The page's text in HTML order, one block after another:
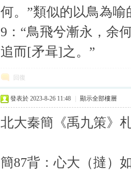
何。”類似的以鳥為喻
9：“鳥飛兮漸永，余
追而[矛咠]之。”
回復
發表於 2023-8-26 11:48 顯示全部樓層
北大秦簡《禹九策》
簡87背：心大（撻）